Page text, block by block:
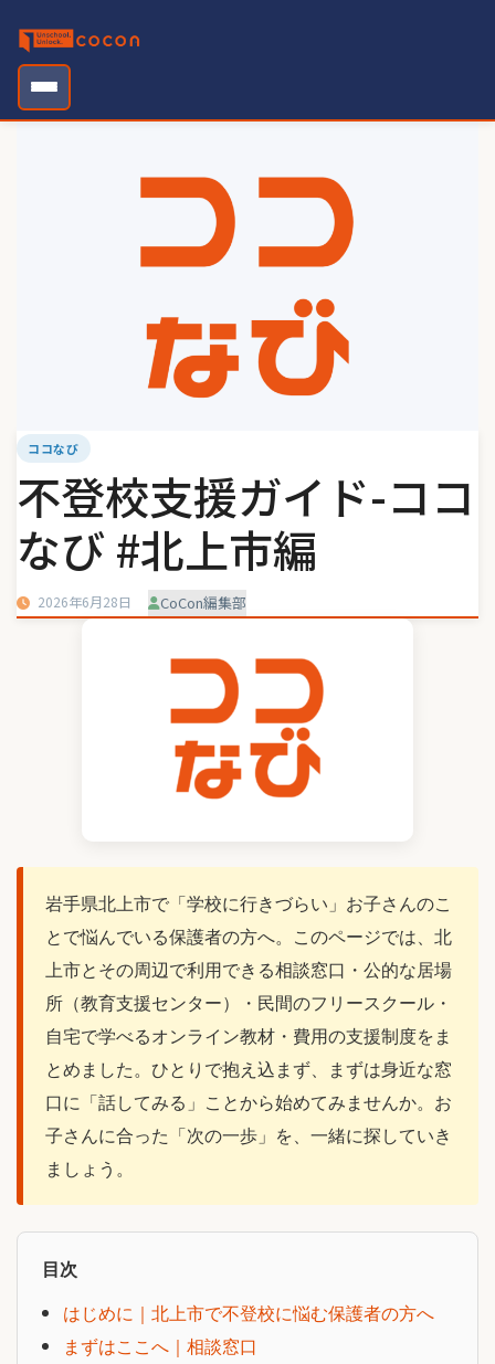
content
ココなび
不登校支援ガイド-ココ
なび #北上市編
2026年6月28日 CoCon編集部
岩手県北上市で「学校に行きづらい」お子さんのこ
とで悩んでいる保護者の方へ。このページでは、北
上市とその周辺で利用できる相談窓口・公的な居場
所（教育支援センター）・民間のフリースクール・
自宅で学べるオンライン教材・費用の支援制度をま
とめました。ひとりで抱え込まず、まずは身近な窓
口に「話してみる」ことから始めてみませんか。お
子さんに合った「次の一歩」を、一緒に探していき
ましょう。
目次
はじめに｜北上市で不登校に悩む保護者の方へ
まずはここへ｜相談窓口